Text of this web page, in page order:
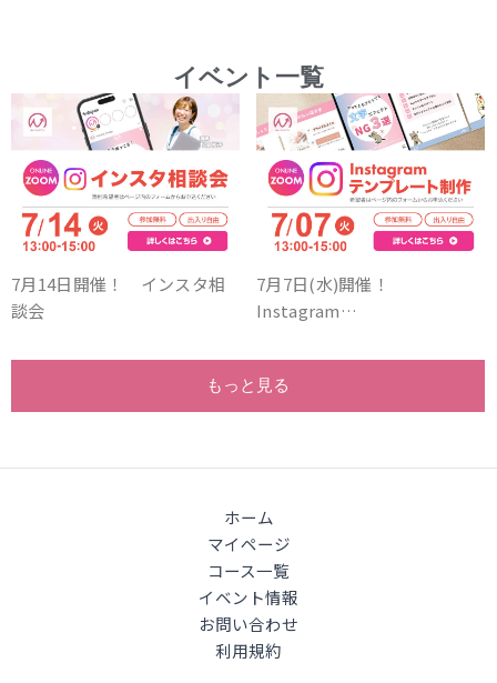
イベント一覧
7月14日開催！ インスタ相
談会
7月7日(水)開催！
Instagram…
もっと見る
ホーム
マイページ
コース一覧
イベント情報
お問い合わせ
利用規約